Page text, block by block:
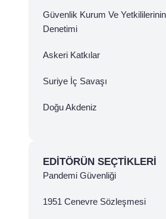
Güvenlik Kurum Ve
Denetimi
Askeri Katkılar
Suriye İç Savaşı
Doğu Akdeniz
EDITÖRÜN SEÇTIKLERI
Pandemi Güvenliği
1951 Cenevre Sözleşmesi